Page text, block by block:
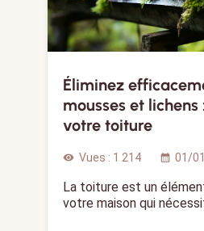
Éliminez
mousses et
votre toiture
visibility Vues : 1 214 calendar_month 01/
La toiture est un
votre maison qui